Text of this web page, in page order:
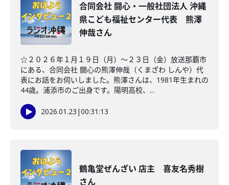
合同会社 闘心・一般社団法人 沖縄
県こども福祉センター代表 熊澤
伸哉さん
☆２０２６年１月１９日（月）～２３日（金）放送那覇市
にある、合同会社 闘心の熊澤伸哉（くまざわ しんや）代
表にお話をお伺いしました。熊澤さんは、1981年生まれの
44歳。浦添市のご出身です。陽明高校、...
2026.01.23 |00:31:13
鶴亀堂ぜんざい 店主 喜友名秀樹
さん